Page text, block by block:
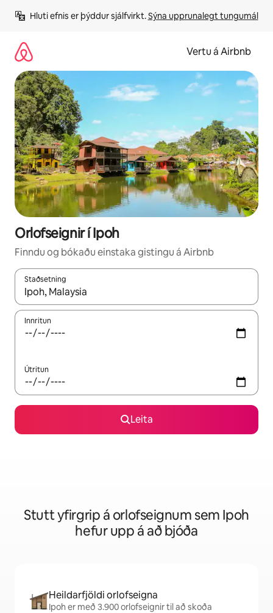
beint
Hluti efnis er þýddur sjálfvirkt. Sýna upprunalegt tungumál
Vertu á Airbnb
Orlofseignir í Ipoh
Finndu og bókaðu einstaka gistingu á Airbnb
Staðsetning
Þegar niðurstöður liggja fyrir skaltu nota upp og niður
Innritun
Útritun
Leita
Stutt yfirgrip á orlofseignum sem Ipoh
hefur upp á að bjóða
Heildarfjöldi orlofseigna
Ipoh er með 3.900 orlofseignir til að skoða